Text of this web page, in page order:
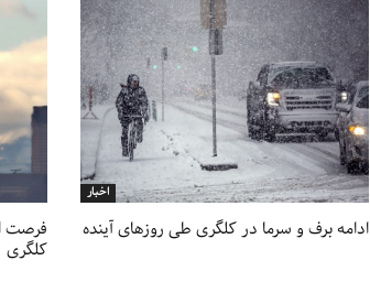
فرصت
کلگری
اخبار
ادامه برف و سرما در کلگری طی روزهای آینده